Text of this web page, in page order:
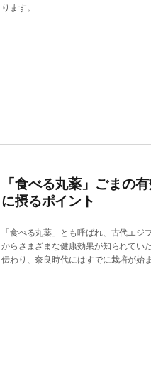
ります。
「食べる丸薬」ごまの
に摂るポイント
「食べる丸薬」とも呼ばれ、古代エ
からさまざまな健康効果が知られてい
伝わり、奈良時代にはすでに栽培が始